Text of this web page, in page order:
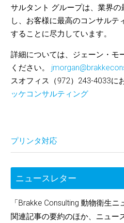
サルタント グループは、業界
し、お客様に最高のコンサルテ
することに尽力しています。
詳細については、ジェーン・モ
ください。
スオフィス（972）243-4033に
ッケコンサルティング
プリンタ対応
ニュースレター
「Brakke Consulting 動物衛生ニ
関連記事の要約のほか、ニュー